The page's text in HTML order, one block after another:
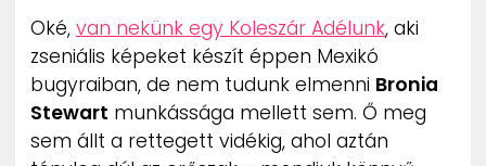
UTCA
ZENE
MÉDIAAJÁNLAT
Oké, van nekünk egy Koleszár Adélunk, aki
zseniális képeket készít éppen Mexikó
bugyraiban, de nem tudunk elmenni Bronia
Stewart munkássága mellett sem. Ő meg
sem állt a rettegett vidékig, ahol aztán